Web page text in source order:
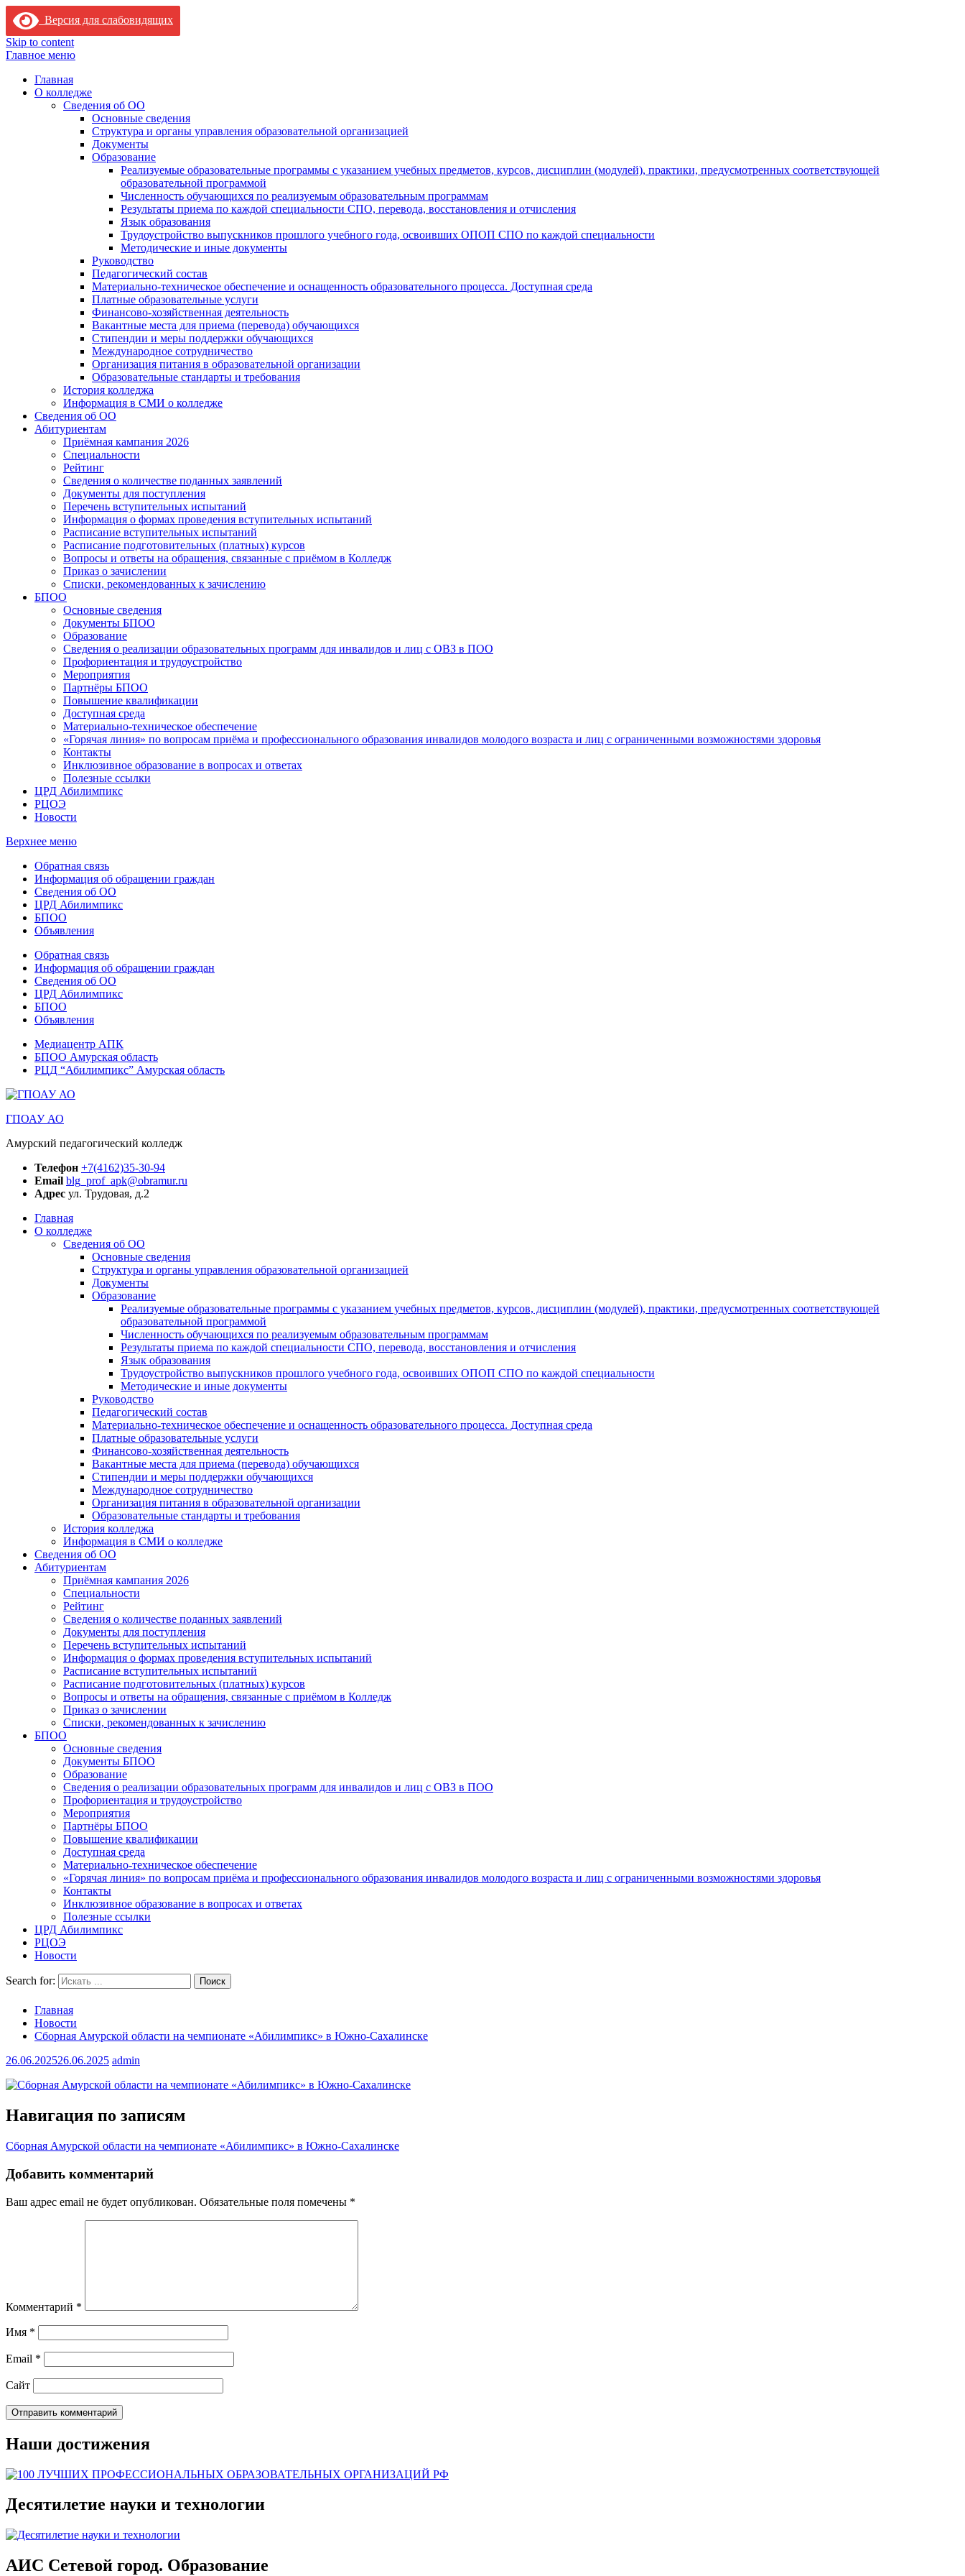
Версия для слабовидящих
Skip to content
Главное меню
Главная
О колледже
Сведения об ОО
Основные сведения
Структура и органы управления образовательной организацией
Документы
Образование
Реализуемые образовательные программы с указанием учебных предметов, курсов, дисциплин (модулей), практики, предусмотренных соответствующей
образовательной программой
Численность обучающихся по реализуемым образовательным программам
Результаты приема по каждой специальности СПО, перевода, восстановления и отчисления
Язык образования
Трудоустройство выпускников прошлого учебного года, освоивших ОПОП СПО по каждой специальности
Методические и иные документы
Руководство
Педагогический состав
Материально-техническое обеспечение и оснащенность образовательного процесса. Доступная среда
Платные образовательные услуги
Финансово-хозяйственная деятельность
Вакантные места для приема (перевода) обучающихся
Стипендии и меры поддержки обучающихся
Международное сотрудничество
Организация питания в образовательной организации
Образовательные стандарты и требования
История колледжа
Информация в СМИ о колледже
Сведения об ОО
Абитуриентам
Приёмная кампания 2026
Специальности
Рейтинг
Сведения о количестве поданных заявлений
Документы для поступления
Перечень вступительных испытаний
Информация о формах проведения вступительных испытаний
Расписание вступительных испытаний
Расписание подготовительных (платных) курсов
Вопросы и ответы на обращения, связанные с приёмом в Колледж
Приказ о зачислении
Списки, рекомендованных к зачислению
БПОО
Основные сведения
Документы БПОО
Образование
Сведения о реализации образовательных программ для инвалидов и лиц с ОВЗ в ПОО
Профориентация и трудоустройство
Мероприятия
Партнёры БПОО
Повышение квалификации
Доступная среда
Материально-техническое обеспечение
«Горячая линия» по вопросам приёма и профессионального образования инвалидов молодого возраста и лиц с ограниченными возможностями здоровья
Контакты
Инклюзивное образование в вопросах и ответах
Полезные ссылки
ЦРД Абилимпикс
РЦОЭ
Новости
Верхнее меню
Обратная связь
Информация об обращении граждан
Сведения об ОО
ЦРД Абилимпикс
БПОО
Объявления
Обратная связь
Информация об обращении граждан
Сведения об ОО
ЦРД Абилимпикс
БПОО
Объявления
Медиацентр АПК
БПОО Амурская область
РЦД “Абилимпикс” Амурская область
ГПОАУ АО
Амурский педагогический колледж
Телефон +7(4162)35-30-94
Email blg_prof_apk@obramur.ru
Адрес ул. Трудовая, д.2
Главная
О колледже
Сведения об ОО
Основные сведения
Структура и органы управления образовательной организацией
Документы
Образование
Реализуемые образовательные программы с указанием учебных предметов, курсов, дисциплин (модулей), практики, предусмотренных соответствующей
образовательной программой
Численность обучающихся по реализуемым образовательным программам
Результаты приема по каждой специальности СПО, перевода, восстановления и отчисления
Язык образования
Трудоустройство выпускников прошлого учебного года, освоивших ОПОП СПО по каждой специальности
Методические и иные документы
Руководство
Педагогический состав
Материально-техническое обеспечение и оснащенность образовательного процесса. Доступная среда
Платные образовательные услуги
Финансово-хозяйственная деятельность
Вакантные места для приема (перевода) обучающихся
Стипендии и меры поддержки обучающихся
Международное сотрудничество
Организация питания в образовательной организации
Образовательные стандарты и требования
История колледжа
Информация в СМИ о колледже
Сведения об ОО
Абитуриентам
Приёмная кампания 2026
Специальности
Рейтинг
Сведения о количестве поданных заявлений
Документы для поступления
Перечень вступительных испытаний
Информация о формах проведения вступительных испытаний
Расписание вступительных испытаний
Расписание подготовительных (платных) курсов
Вопросы и ответы на обращения, связанные с приёмом в Колледж
Приказ о зачислении
Списки, рекомендованных к зачислению
БПОО
Основные сведения
Документы БПОО
Образование
Сведения о реализации образовательных программ для инвалидов и лиц с ОВЗ в ПОО
Профориентация и трудоустройство
Мероприятия
Партнёры БПОО
Повышение квалификации
Доступная среда
Материально-техническое обеспечение
«Горячая линия» по вопросам приёма и профессионального образования инвалидов молодого возраста и лиц с ограниченными возможностями здоровья
Контакты
Инклюзивное образование в вопросах и ответах
Полезные ссылки
ЦРД Абилимпикс
РЦОЭ
Новости
Search for:
Главная
Новости
Сборная Амурской области на чемпионате «Абилимпикс» в Южно-Сахалинске
26.06.202526.06.2025 admin
Навигация по записям
Сборная Амурской области на чемпионате «Абилимпикс» в Южно-Сахалинске
Добавить комментарий
Ваш адрес email не будет опубликован. Обязательные поля помечены *
Комментарий *
Имя *
Email *
Сайт
Наши достижения
Десятилетие науки и технологии
АИС Сетевой город. Образование